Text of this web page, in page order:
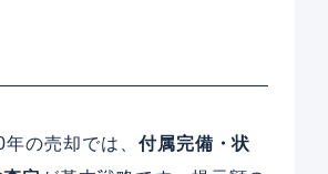
の売却では、 付属完備・状